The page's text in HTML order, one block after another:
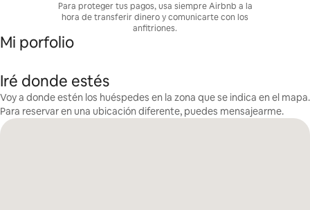
Para proteger tus pagos, usa siempre Airbnb a la
hora de transferir dinero y comunicarte con los
anfitriones.
Mi porfolio
Iré donde estés
Voy a donde estén los huéspedes en la zona que se indica en el mapa.
Para reservar en una ubicación diferente, puedes mensajearme.